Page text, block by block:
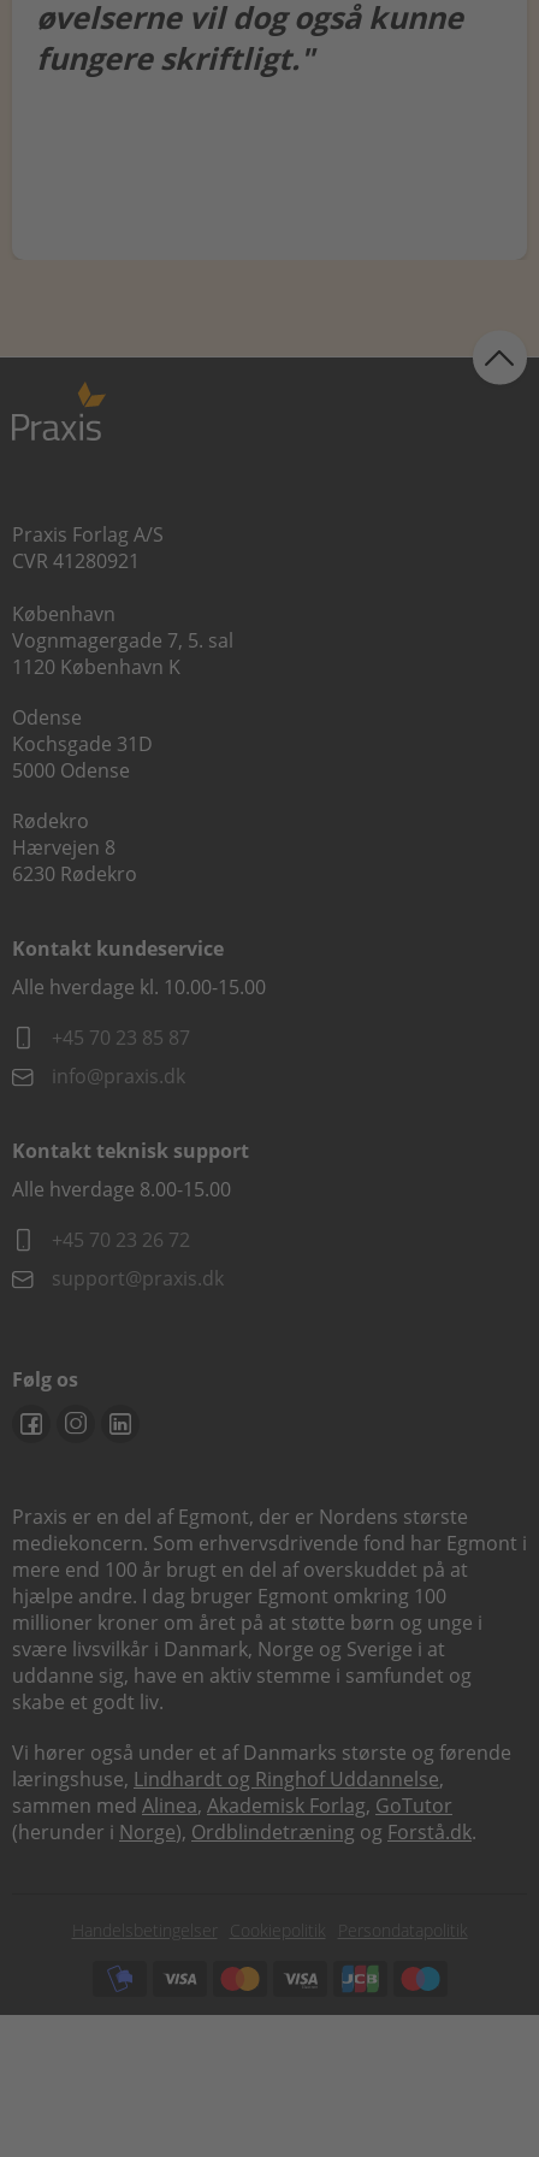
øvelserne vil dog også kunne
fungere skriftligt."
Praxis Forlag A/S
CVR 41280921
København
Vognmagergade 7, 5. sal
1120 København K
Odense
Kochsgade 31D
5000 Odense
Rødekro
Hærvejen 8
6230 Rødekro
Kontakt kundeservice
Alle hverdage kl. 10.00-15.00
+45 70 23 85 87
info@praxis.dk
Kontakt teknisk support
Alle hverdage 8.00-15.00
+45 70 23 26 72
support@praxis.dk
Følg os
Praxis er en del af Egmont, der er Nordens største
mediekoncern. Som erhvervsdrivende fond har Egmont i
mere end 100 år brugt en del af overskuddet på at
hjælpe andre. I dag bruger Egmont omkring 100
millioner kroner om året på at støtte børn og unge i
svære livsvilkår i Danmark, Norge og Sverige i at
uddanne sig, have en aktiv stemme i samfundet og
skabe et godt liv.
Vi hører også under et af Danmarks største og førende
læringshuse, Lindhardt og Ringhof Uddannelse,
sammen med Alinea, Akademisk Forlag, GoTutor
(herunder i Norge), Ordblindetræning og Forstå.dk.
Subfooter
Handelsbetingelser Cookiepolitik
Persondatapolitik
Subfooter
payment
options